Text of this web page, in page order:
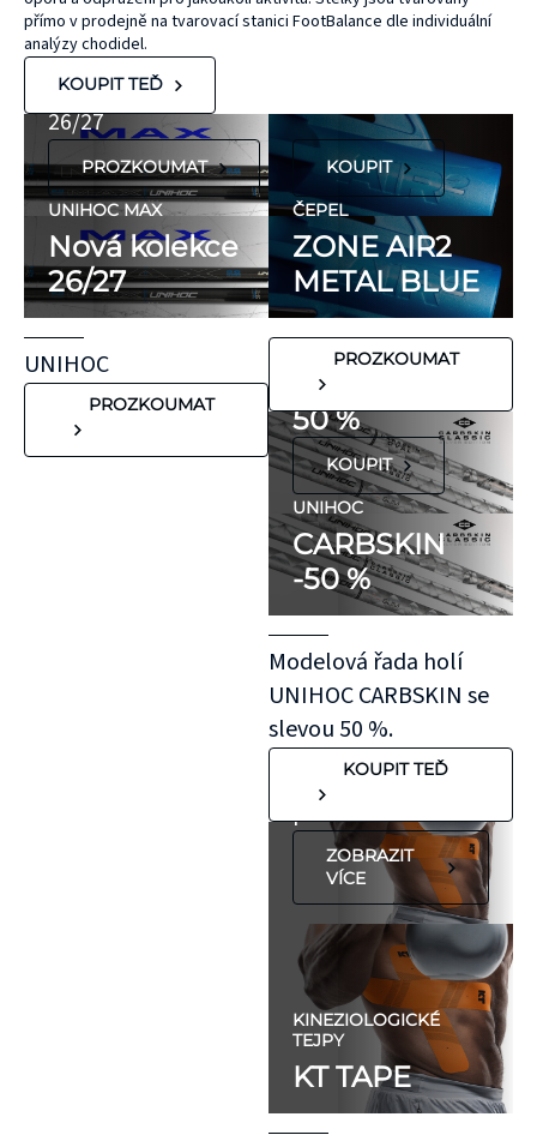
přímo v prodejně na tvarovací stanici FootBalance dle individuální
analýzy chodidel.
KOUPIT TEĎ
UNIHOC
MAX
Nová kolekce
26/27
PROZKOUMAT
UNIHOC MAX
Nová kolekce
26/27
UNIHOC
PROZKOUMAT
ZONE
KOUPIT
ČEPEL
ZONE AIR2
METAL BLUE
PROZKOUMAT
FLORBALOVÉ HOLE
UNIHOC
CARBSKIN
SE SLEVOU
50 %
KOUPIT
UNIHOC
CARBSKIN
-50 %
Modelová řada holí
UNIHOC CARBSKIN se
slevou 50 %.
KOUPIT TEĎ
hypoalergenní,
neobsahují latex
ani přírodní
kaučuk. Obsahují
minimum
potenciálně
nežádoucích látek,
které mohou
vyvolat alergické
reakce. Pokud ale
víte, že máte velmi
citlivou pokožku,
doporučujeme
otestovat malý
kousek KT pásky
aplikovaný bez
roztažení nejprve
na oblast se
"silnější"
pokožkou, jako je
koleno, nebo
předloktí.
ZOBRAZIT
VÍCE
KINEZIOLOGICKÉ
TEJPY
KT TAPE